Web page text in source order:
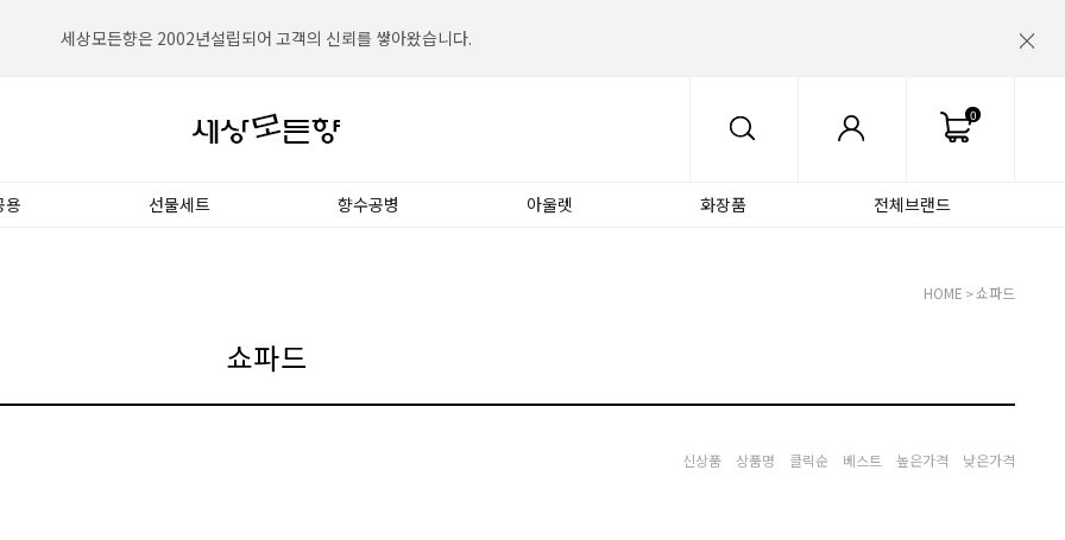
세상모든향은 2002년설립되어 고객의 신뢰를 쌓아왔습니다.
세상모든향은 대한민국 NO.1향수전문쇼핑몰입니다. 0
용 선물세트 향수공병 아울렛 화장품 전체브랜드
HOME >쇼파드
쇼파드
신상품 상품명 클릭순 베스트 높은가격 낮은가격